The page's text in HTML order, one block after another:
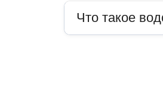
Что такое